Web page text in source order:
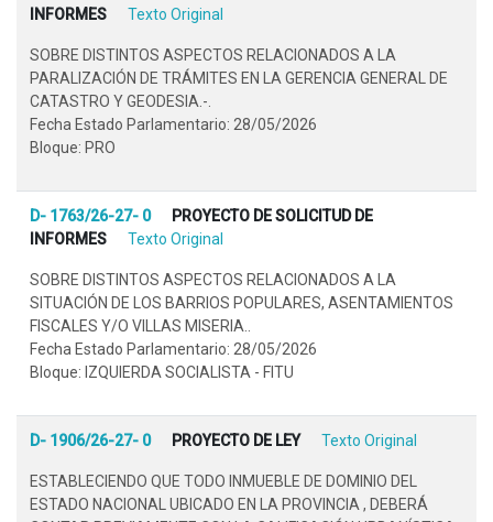
INFORMES Texto Original
SOBRE DISTINTOS ASPECTOS RELACIONADOS A LA
PARALIZACIÓN DE TRÁMITES EN LA GERENCIA GENERAL DE
CATASTRO Y GEODESIA.-.
Fecha Estado Parlamentario: 28/05/2026
Bloque: PRO
D- 1763/26-27- 0
PROYECTO DE SOLICITUD DE
INFORMES
Texto Original
SOBRE DISTINTOS ASPECTOS RELACIONADOS A LA
SITUACIÓN DE LOS BARRIOS POPULARES, ASENTAMIENTOS
FISCALES Y/O VILLAS MISERIA..
Fecha Estado Parlamentario: 28/05/2026
Bloque: IZQUIERDA SOCIALISTA - FITU
D- 1906/26-27- 0 PROYECTO DE LEY Texto Original
ESTABLECIENDO QUE TODO INMUEBLE DE DOMINIO DEL
ESTADO NACIONAL UBICADO EN LA PROVINCIA , DEBERÁ